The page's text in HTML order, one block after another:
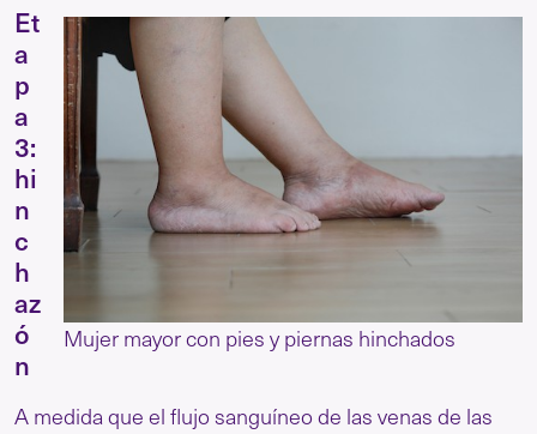
Mujer mayor con pies y piernas hinchados
Et
a
p
a
3:
hi
n
c
h
az
ó
n
A medida que el flujo sanguíneo de las venas de las